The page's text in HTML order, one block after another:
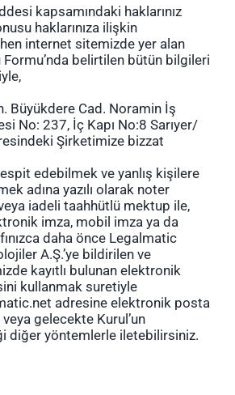
kapsamındaki haklarınız
haklarınıza ilişkin
internet sitemizde yer alan
belirtilen bütün bilgileri
Büyükdere Cad. Noramin İş
No: 237, İç Kapı No:8 Sarıyer/
Şirketimize bizzat
edebilmek ve yanlış kişilere
adına yazılı olarak noter
veya iadeli taahhütlü mektup ile,
imza, mobil imza ya da
daha önce Legalmatic
A.Ş.’ye bildirilen ve
kayıtlı bulunan elektronik
kullanmak suretiyle
adresine elektronik posta
gelecekte Kurul’un
diğer yöntemlerle iletebilirsiniz.